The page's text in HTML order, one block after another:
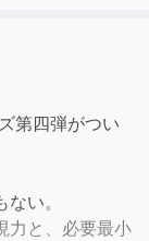
第四弾がつい
い。
力と、必要最小